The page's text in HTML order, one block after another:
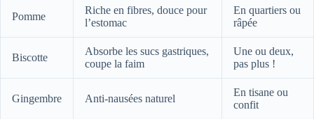
Pomme
Riche en fibres, douce pour
l’estomac
En quartiers ou
râpée
Biscotte
Absorbe les sucs gastriques,
coupe la faim
Une ou deux,
pas plus !
Gingembre Anti-nausées naturel
En tisane ou
confit